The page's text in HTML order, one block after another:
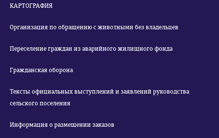
КАРТОГРАФИЯ
Организация по обращению с животными без владельцев
Переселение граждан из аварийного жилищного фонда
Гражданская оборона
Тексты официальных выступлений и заявлений руководства
сельского поселения
Информация о размещении заказов